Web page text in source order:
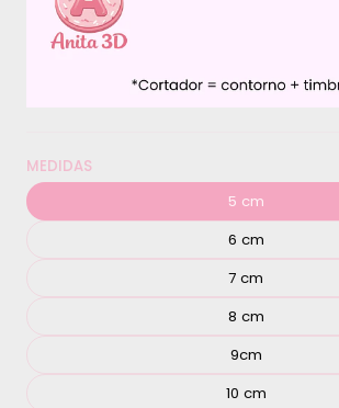
MEDIDAS
5 cm
6 cm
7 cm
8 cm
9cm
10 cm